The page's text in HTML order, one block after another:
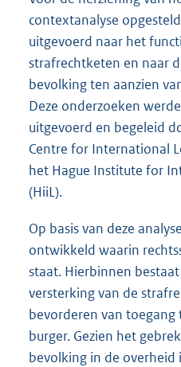
contextanalyse
uitgevoerd naar het
strafrechtketen en naar
bevolking ten aanzien
Deze onderzoeken
uitgevoerd en begeleid
Centre for International
het Hague Institute for
(HiiL).
Op basis van deze
ontwikkeld waarin
staat. Hierbinnen
versterking van de
bevorderen van
burger. Gezien het
bevolking in de overheid